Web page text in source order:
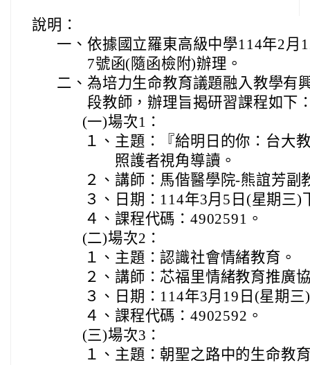
說明：
一、 依據國立羅東高級中學114年2月
7號函(隨函檢附)辦理。
二、 為培力生命教育議題融入教學有
段教師，辦理旨揭研習課程如下
(一)場次1：
１、 主題：『給明日的你：台大
照護者視角導讀。
２、 講師：馬偕醫學院-熊誼芳副
３、 日期：114年3月5日(星期三)
４、 課程代碼：4902591。
(二)場次2：
１、 主題：認識社會情緒教育。
２、 講師：芯福里情緒教育推廣
３、 日期：114年3月19日(星期
４、 課程代碼：4902592。
(三)場次3：
１、 主題：朝聖之路中的生命教